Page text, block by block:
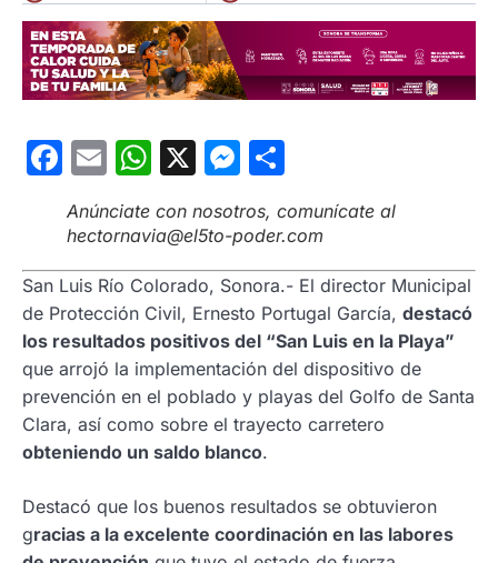
Facebook
EmailWhatsApp
X Messenger
Anúnciate con nosotros, comunícate al
hectornavia@el5to-poder.com
San Luis Río Colorado, Sonora.- El director Municipal
de Protección Civil, Ernesto Portugal García, destacó
los resultados positivos del “San Luis en la Playa”
que arrojó la implementación del dispositivo de
prevención en el poblado y playas del Golfo de Santa
Clara, así como sobre el trayecto carretero
obteniendo un saldo blanco.
Destacó que los buenos resultados se obtuvieron
gracias a la excelente coordinación en las labores